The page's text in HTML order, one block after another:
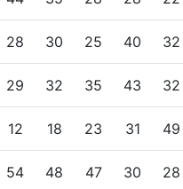
28 30 25 40 32
29 32 35 43 32
12 18 23 31 49
54 48 47 30 28